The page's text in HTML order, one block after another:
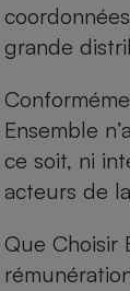
grande
Ensemble
ce soit, ni
acteurs de
Que Choisir